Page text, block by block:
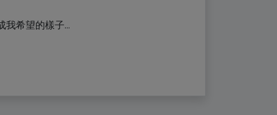
我希望的樣子...